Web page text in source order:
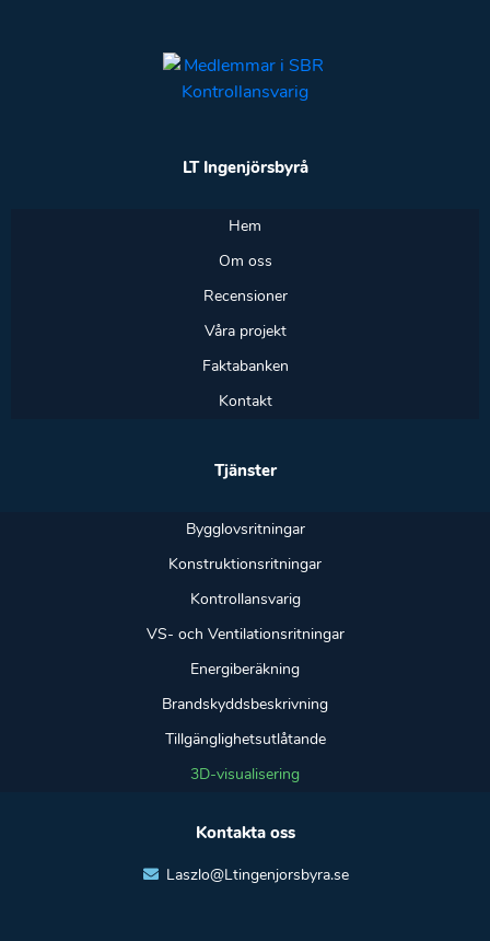
LT Ingenjörsbyrå
Hem
Om oss
Recensioner
Våra projekt
Faktabanken
Kontakt
Tjänster
Bygglovsritningar
Konstruktionsritningar
Kontrollansvarig
VS- och Ventilationsritningar
Energiberäkning
Brandskyddsbeskrivning
Tillgänglighetsutlåtande
3D-visualisering
Kontakta oss
Laszlo@Ltingenjorsbyra.se